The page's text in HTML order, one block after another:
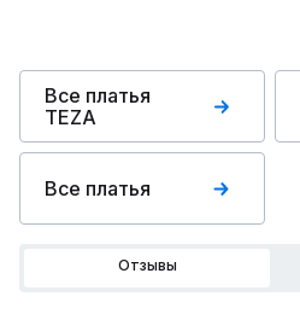
Все платья
TEZA
Все платья
Отзывы